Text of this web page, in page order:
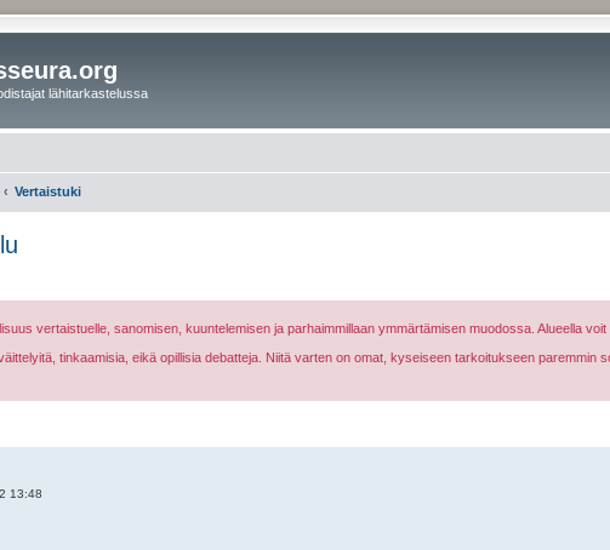
lähitarkastelussa
Vertaistuki
vertaistuelle, sanomisen, kuuntelemisen ja parhaimmillaan ymmärtämisen muodossa. Alueella
tinkaamisia, eikä opillisia debatteja. Niitä varten on omat, kyseiseen tarkoitukseen paremmin
13:48